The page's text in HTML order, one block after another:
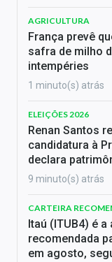
AGRICULTURA
França prevê
safra de milho
intempéries
1 minuto(s) atrás
ELEIÇÕES 2026
Renan Santos
candidatura à
declara
9 minuto(s) atrás
CARTEIRA
Itaú (ITUB4) é
recomendada
em agosto,